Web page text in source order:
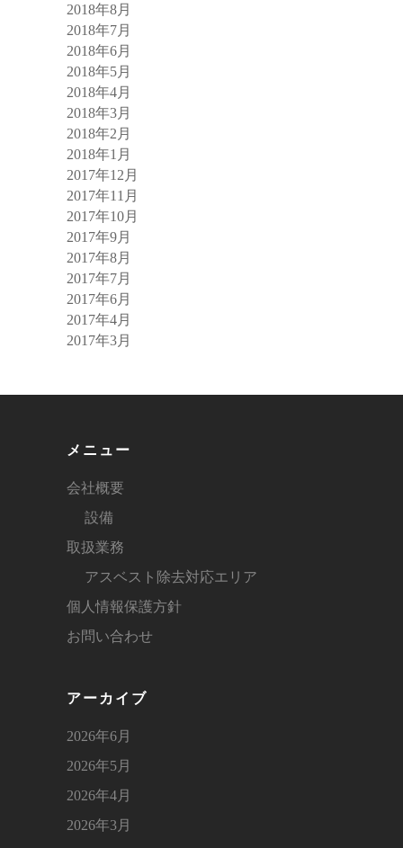
2018年8月
2018年7月
2018年6月
2018年5月
2018年4月
2018年3月
2018年2月
2018年1月
2017年12月
2017年11月
2017年10月
2017年9月
2017年8月
2017年7月
2017年6月
2017年4月
2017年3月
メニュー
会社概要
設備
取扱業務
アスベスト除去対応エリア
個人情報保護方針
お問い合わせ
アーカイブ
2026年6月
2026年5月
2026年4月
2026年3月